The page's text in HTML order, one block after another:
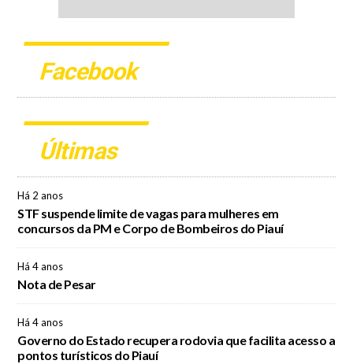
Facebook
Últimas
Há 2 anos
STF suspende limite de vagas para mulheres em
concursos da PM e Corpo de Bombeiros do Piauí
Há 4 anos
Nota de Pesar
Há 4 anos
Governo do Estado recupera rodovia que facilita acesso a
pontos turísticos do Piauí